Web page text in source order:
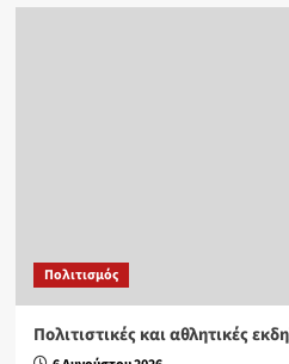
Πολιτισμός
Πολιτιστικές και αθλητικές